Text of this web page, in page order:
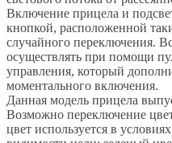
Включение прицела и
кнопкой, расположенной
случайного переключения.
осуществлять при помощи
управления, который
моментального включения.
Данная модель прицела
Возможно переключение
цвет используется в